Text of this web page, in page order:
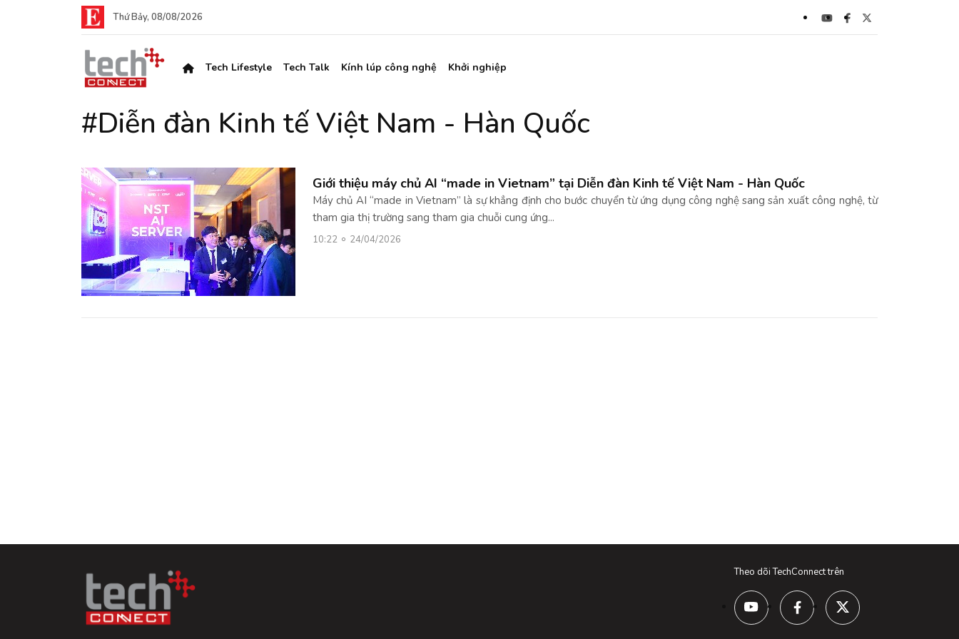
Thứ Bảy, 08/08/2026
Tech Lifestyle Tech Talk Kính lúp công nghệ Khởi nghiệp
#Diễn đàn Kinh tế Việt Nam - Hàn Quốc
Giới thiệu máy chủ AI “made in Vietnam” tại Diễn đàn Kinh tế Việt Nam - Hàn Quốc
Máy chủ AI “made in Vietnam” là sự khẳng định cho bước chuyển từ ứng dụng công nghệ sang sản xuất công nghệ, từ
tham gia thị trường sang tham gia chuỗi cung ứng...
10:22 24/04/2026
Theo dõi TechConnect trên